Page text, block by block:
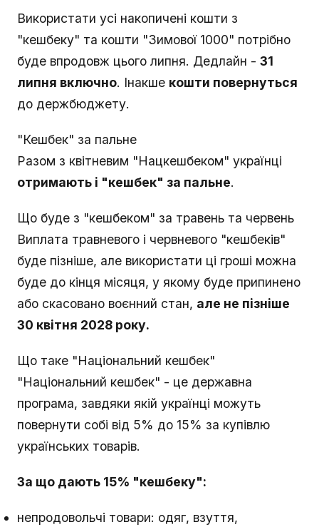
Використати усі накопичені кошти з
"кешбеку" та кошти "Зимової 1000" потрібно
буде впродовж цього липня. Дедлайн - 31
липня включно. Інакше кошти повернуться
до держбюджету.
"Кешбек" за пальне
Разом з квітневим "Нацкешбеком" українці
отримають і "кешбек" за пальне.
Що буде з "кешбеком" за травень та червень
Виплата травневого і червневого "кешбеків"
буде пізніше, але використати ці гроші можна
буде до кінця місяця, у якому буде припинено
або скасовано воєнний стан, але не пізніше
30 квітня 2028 року.
Що таке "Національний кешбек"
"Національний кешбек" - це державна
програма, завдяки якій українці можуть
повернути собі від 5% до 15% за купівлю
українських товарів.
За що дають 15% "кешбеку":
непродовольчі товари: одяг, взуття,